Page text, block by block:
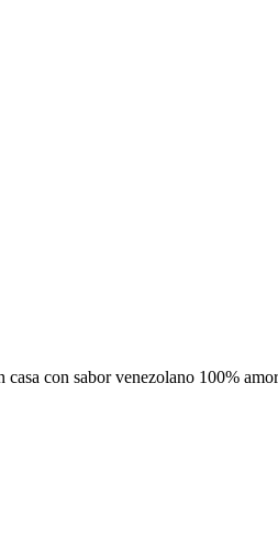
casa con sabor venezolano 100% amor